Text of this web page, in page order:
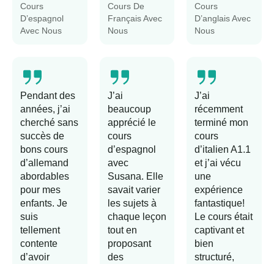
Cours
D’espagnol
Avec Nous
Cours De
Français Avec
Nous
Cours
D’anglais Avec
Nous
Pendant des
années, j’ai
cherché sans
succès de
bons cours
d’allemand
abordables
pour mes
enfants. Je
suis
tellement
contente
d’avoir
J’ai
beaucoup
apprécié le
cours
d’espagnol
avec
Susana. Elle
savait varier
les sujets à
chaque leçon
tout en
proposant
des
J’ai
récemment
terminé mon
cours
d’italien A1.1
et j’ai vécu
une
expérience
fantastique!
Le cours était
captivant et
bien
structuré,